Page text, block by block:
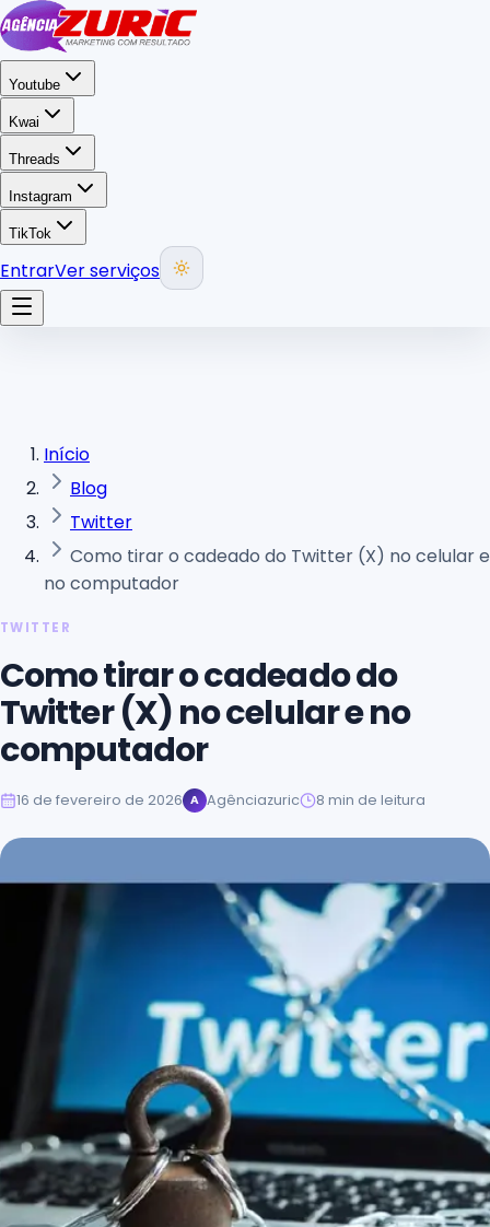
Youtube
Kwai
Threads
Instagram
TikTok
EntrarVer serviços
Início
Blog
Twitter
Como tirar o cadeado do Twitter (X) no celular e
no computador
TWITTER
Como tirar o cadeado do
Twitter (X) no celular e no
computador
16 de fevereiro de 2026 A Agênciazuric 8 min de leitura